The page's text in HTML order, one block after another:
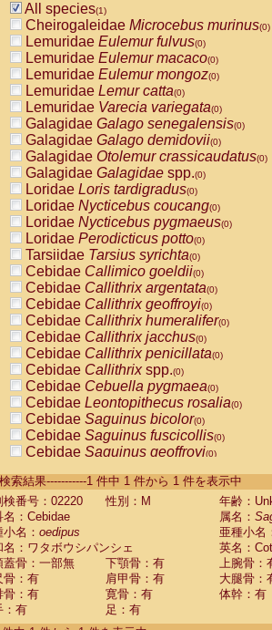
All species(1)
Cheirogaleidae Microcebus murinus(0)
Lemuridae Eulemur fulvus(0)
Lemuridae Eulemur macaco(0)
Lemuridae Eulemur mongoz(0)
Lemuridae Lemur catta(0)
Lemuridae Varecia variegata(0)
Galagidae Galago senegalensis(0)
Galagidae Galago demidovii(0)
Galagidae Otolemur crassicaudatus(0)
Galagidae Galagidae spp.(0)
Loridae Loris tardigradus(0)
Loridae Nycticebus coucang(0)
Loridae Nycticebus pygmaeus(0)
Loridae Perodicticus potto(0)
Tarsiidae Tarsius syrichta(0)
Cebidae Callimico goeldii(0)
Cebidae Callithrix argentata(0)
Cebidae Callithrix geoffroyi(0)
Cebidae Callithrix humeralifer(0)
Cebidae Callithrix jacchus(0)
Cebidae Callithrix penicillata(0)
Cebidae Callithrixspp.(0)
Cebidae Cebuella pygmaea(0)
Cebidae Leontopithecus rosalia(0)
Cebidae Saguinus bicolor(0)
Cebidae Saguinus fuscicollis(0)
Cebidae Saguinus geoffroyi(0)
CebidaeSaguinus labiatus(0)
Cebidae Saguinus leucopus (0)
Cebidae
Cebidae
CebidaeSaguinus nigricollis (0)
Cebidae Saguinus oedipus
Cebidae Saguinus weddelli
Cebidae Saguinusspp.
Cebidae Aotus trivirgatus
索結果-----------1 件中 1 件から 1 件を表示中
検番号：02220
性別：M
年齢：
名：Cebidae
属名：
小名： oedipus
亜種小名
名：ワタボウシパンシェ
英名：
蓋骨：一部無
下顎骨：有
上腕骨：
骨：有
肩甲骨：有
大腿骨：
骨：有
寛骨：有
体幹：有
：有
足：有